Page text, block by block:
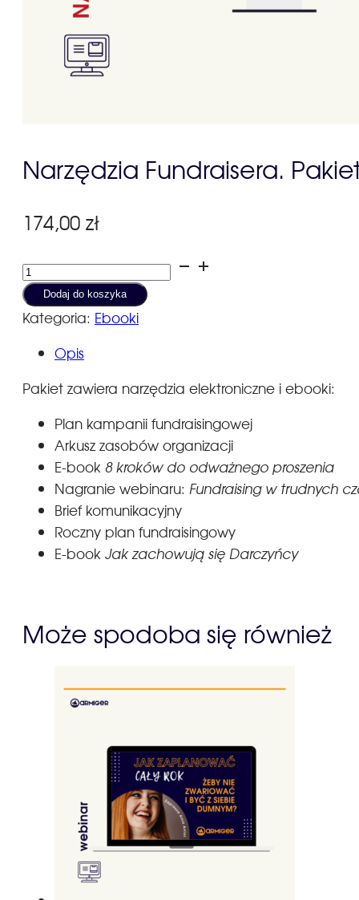
Narzędzia Fundraisera.
174,00 zł
ilość
Narzędzia
Fundraisera.
Pakiet
zaawansowany
Dodaj do koszyka
Kategoria: Ebooki
Opis
Pakiet zawiera narzędzia elektroniczne i ebooki:
Plan kampanii fundraisingowej
Arkusz zasobów organizacji
E-book 8 kroków do odważnego proszenia
Nagranie webinaru: Fundraising w trudnych
Brief komunikacyjny
Roczny plan fundraisingowy
E-book Jak zachowują się Darczyńcy
Może spodoba się również